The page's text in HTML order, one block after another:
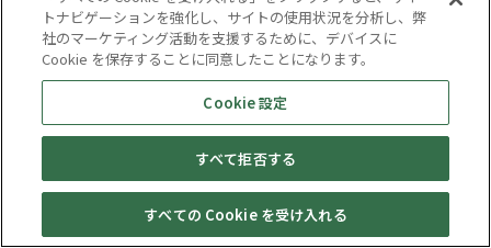
トナビゲーションを強化し、サイトの使用状況を分析し、弊
社のマーケティング活動を支援するために、デバイスに
Cookie を保存することに同意したことになります。
Cookie 設定
すべて拒否する
すべての Cookie を受け入れる